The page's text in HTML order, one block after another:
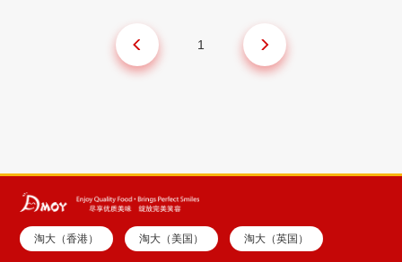
1
淘大（香港） 淘大（美国） 淘大（英国）